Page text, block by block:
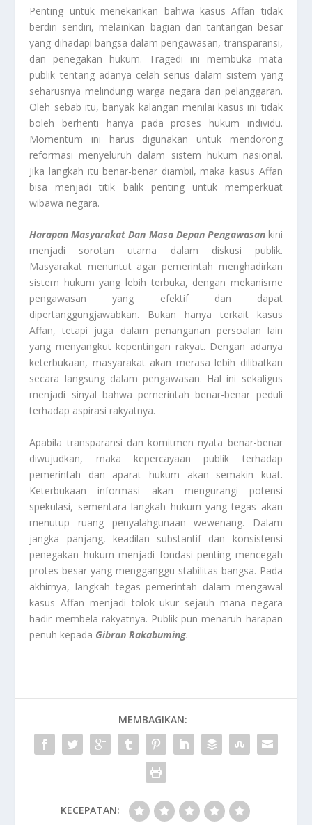
Penting untuk menekankan bahwa kasus Affan tidak
berdiri sendiri, melainkan bagian dari tantangan besar
yang dihadapi bangsa dalam pengawasan, transparansi,
dan penegakan hukum. Tragedi ini membuka mata
publik tentang adanya celah serius dalam sistem yang
seharusnya melindungi warga negara dari pelanggaran.
Oleh sebab itu, banyak kalangan menilai kasus ini tidak
boleh berhenti hanya pada proses hukum individu.
Momentum ini harus digunakan untuk mendorong
reformasi menyeluruh dalam sistem hukum nasional.
Jika langkah itu benar-benar diambil, maka kasus Affan
bisa menjadi titik balik penting untuk memperkuat
wibawa negara.
Harapan Masyarakat Dan Masa Depan Pengawasankini
menjadi sorotan utama dalam diskusi publik.
Masyarakat menuntut agar pemerintah menghadirkan
sistem hukum yang lebih terbuka, dengan mekanisme
pengawasan yang efektif dan dapat
dipertanggungjawabkan. Bukan hanya terkait kasus
Affan, tetapi juga dalam penanganan persoalan lain
yang menyangkut kepentingan rakyat. Dengan adanya
keterbukaan, masyarakat akan merasa lebih dilibatkan
secara langsung dalam pengawasan. Hal ini sekaligus
menjadi sinyal bahwa pemerintah benar-benar peduli
terhadap aspirasi rakyatnya.
Apabila transparansi dan komitmen nyata benar-benar
diwujudkan, maka kepercayaan publik terhadap
pemerintah dan aparat hukum akan semakin kuat.
Keterbukaan informasi akan mengurangi potensi
spekulasi, sementara langkah hukum yang tegas akan
menutup ruang penyalahgunaan wewenang. Dalam
jangka panjang, keadilan substantif dan konsistensi
penegakan hukum menjadi fondasi penting mencegah
protes besar yang mengganggu stabilitas bangsa. Pada
akhirnya, langkah tegas pemerintah dalam mengawal
kasus Affan menjadi tolok ukur sejauh mana negara
hadir membela rakyatnya. Publik pun menaruh harapan
penuh kepada Gibran Rakabuming.
MEMBAGIKAN:
KECEPATAN: